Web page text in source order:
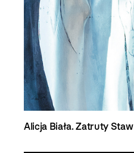
Alicja Biała. Zatruty Staw